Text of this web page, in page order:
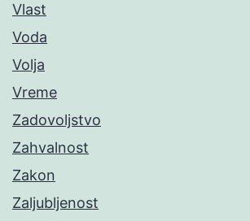
Vlast
Voda
Volja
Vreme
Zadovoljstvo
Zahvalnost
Zakon
Zaljubljenost